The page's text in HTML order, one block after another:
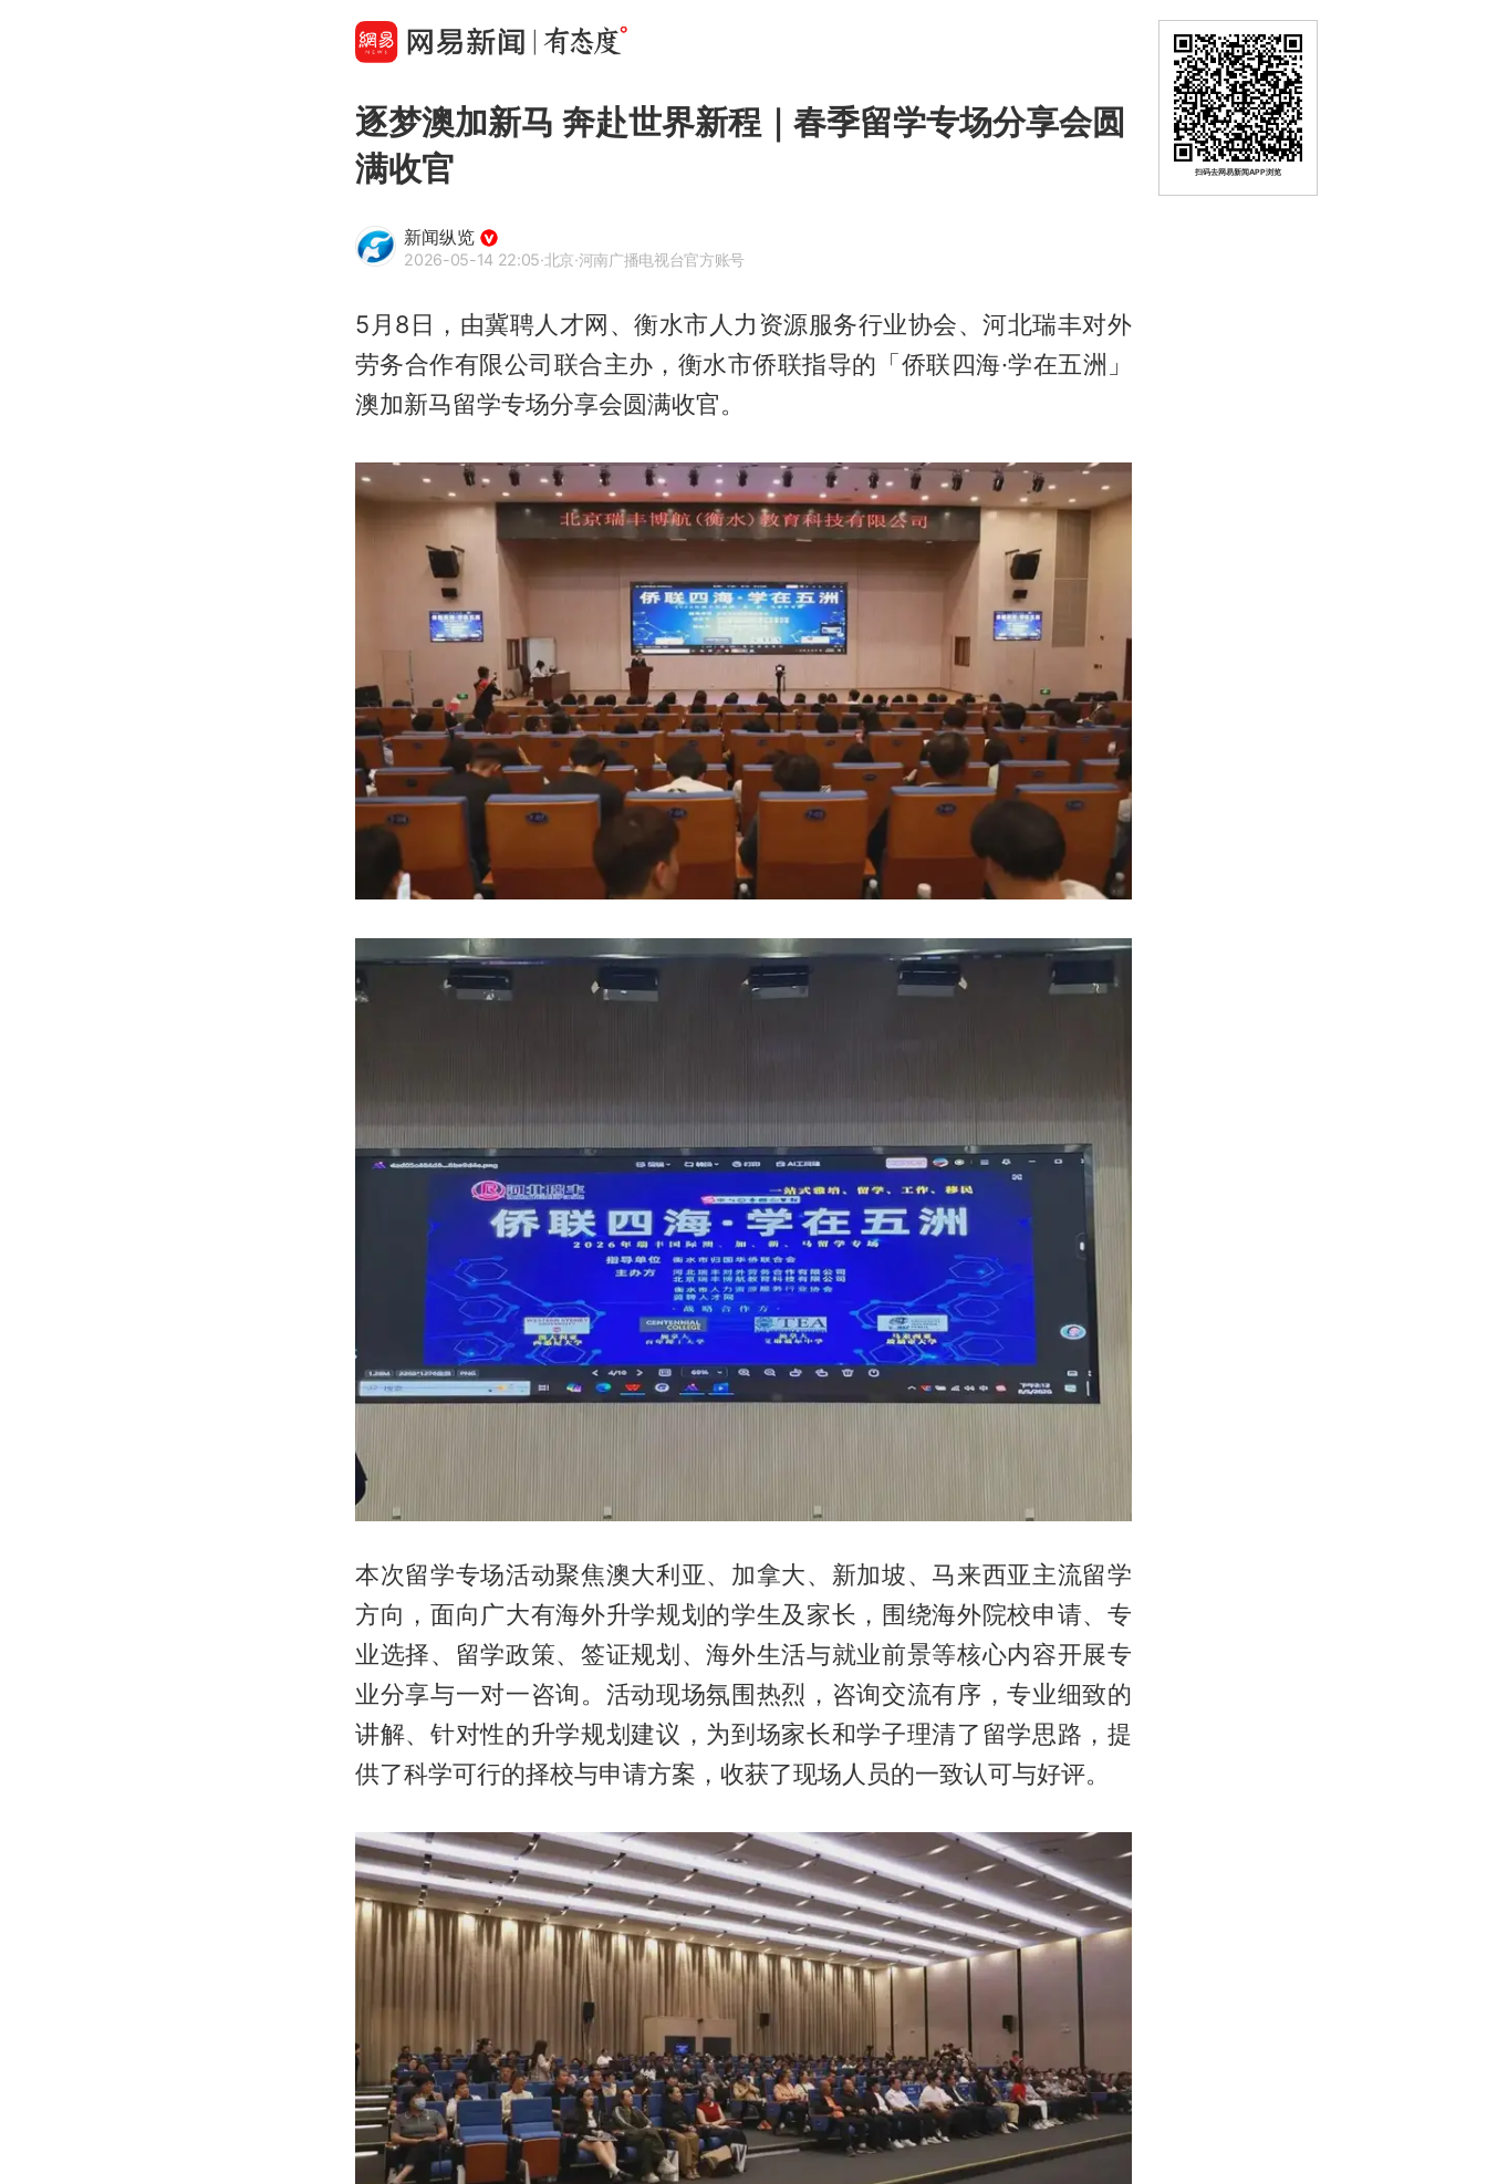
逐梦澳加新马 奔赴世界新程｜春季留学专场分享会圆
满收官
新闻纵览
2026-05-14 22:05·北京·河南广播电视台官方账号
5月8日，由冀聘人才网、衡水市人力资源服务行业协会、河北瑞丰对外
劳务合作有限公司联合主办，衡水市侨联指导的「侨联四海·学在五洲」
澳加新马留学专场分享会圆满收官。
本次留学专场活动聚焦澳大利亚、加拿大、新加坡、马来西亚主流留学
方向，面向广大有海外升学规划的学生及家长，围绕海外院校申请、专
业选择、留学政策、签证规划、海外生活与就业前景等核心内容开展专
业分享与一对一咨询。活动现场氛围热烈，咨询交流有序，专业细致的
讲解、针对性的升学规划建议，为到场家长和学子理清了留学思路，提
供了科学可行的择校与申请方案，收获了现场人员的一致认可与好评。
扫码去网易新闻APP浏览